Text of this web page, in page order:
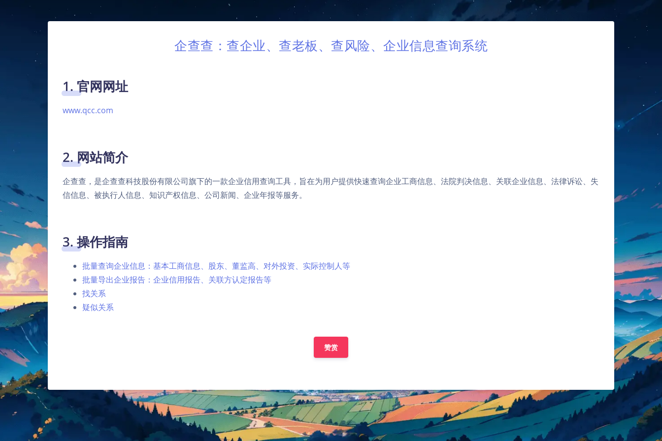
企查查：查企业、查老板、查风险、企业信息查询系统
1. 官网网址
www.qcc.com
2. 网站简介
企查查，是企查查科技股份有限公司旗下的一款企业信用查询工具，旨在为用户提供快速查询企业工商信息、法院判决信息、关联企业信息、法律诉讼、失
信信息、被执行人信息、知识产权信息、公司新闻、企业年报等服务。
3. 操作指南
批量查询企业信息：基本工商信息、股东、董监高、对外投资、实际控制人等
批量导出企业报告：企业信用报告、关联方认定报告等
找关系
疑似关系
赞赏